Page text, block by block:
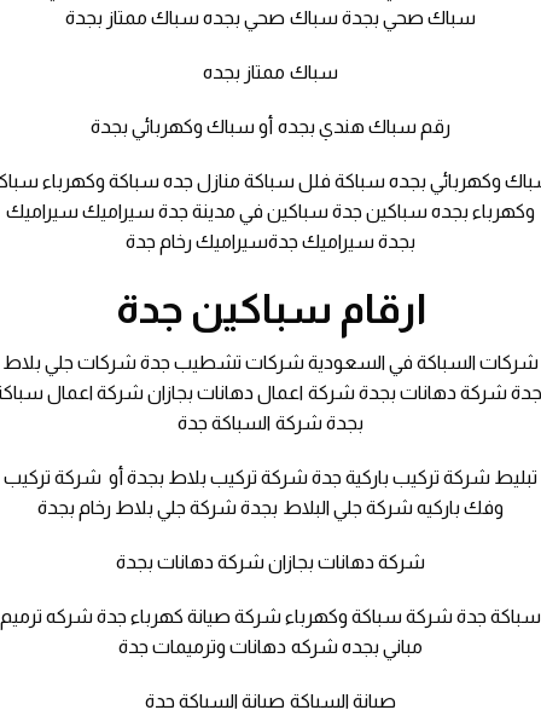
سباك صحي بجدة سباك صحي بجده سباك ممتاز بجدة
سباك ممتاز بجده
رقم سباك هندي بجده أو سباك وكهربائي بجدة
وكهربائي بجده سباكة فلل سباكة منازل جده سباكة وكهرباء
وكهرباء بجده سباكين جدة سباكين في مدينة جدة سيراميك سيراميك
بجدة سيراميك جدةسيراميك رخام جدة
ارقام سباكين جدة
شركات السباكة في السعودية شركات تشطيب جدة شركات جلي بلاط
شركة دهانات بجدة شركة اعمال دهانات بجازان شركة اعمال
بجدة شركة السباكة جدة
تبليط شركة تركيب باركية جدة شركة تركيب بلاط بجدة أو شركة تركيب
وفك باركيه شركة جلي البلاط بجدة شركة جلي بلاط رخام بجدة
شركة دهانات بجازان شركة دهانات بجدة
سباكة جدة شركة سباكة وكهرباء شركة صيانة كهرباء جدة شركه ترميم
مباني بجده شركه دهانات وترميمات جدة
صيانة السباكة صيانة السباكة جدة